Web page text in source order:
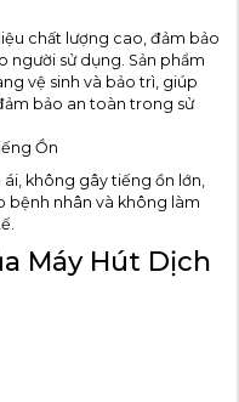
chất lượng cao, đảm bảo
người sử dụng. Sản phẩm
vệ sinh và bảo trì, giúp
bảo an toàn trong sử
Ồn
không gây tiếng ồn lớn,
bệnh nhân và không làm
Máy Hút Dịch